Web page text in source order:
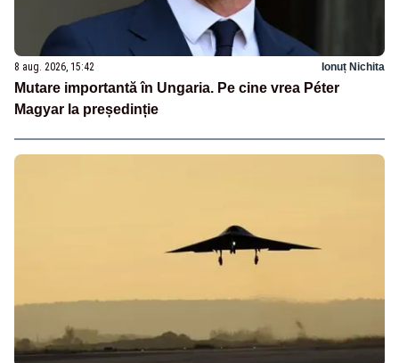
8 aug. 2026, 15:42 Ionuț Nichita
Mutare importantă în Ungaria. Pe cine vrea Péter
Magyar la președinție